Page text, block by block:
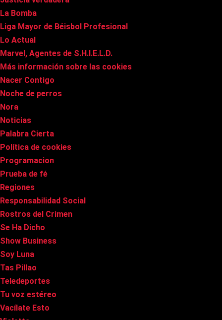
La Bomba
Liga Mayor de Béisbol Profesional
Lo Actual
Marvel, Agentes de S.H.I.E.L.D.
Más información sobre las cookies
Nacer Contigo
Noche de perros
Nora
Noticias
Palabra Cierta
Política de cookies
Programacion
Prueba de fé
Regiones
Responsabilidad Social
Rostros del Crimen
Se Ha Dicho
Show Business
Soy Luna
Tas Pillao
Teledeportes
Tu voz estéreo
Vacílate Esto